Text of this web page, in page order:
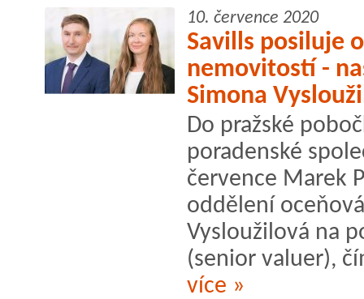
10. července 2020
Savills posiluje
nemovitostí -
Simona
Do pražské
poradenské
července Marek
oddělení
Vysloužilová na
(senior valuer),
více »